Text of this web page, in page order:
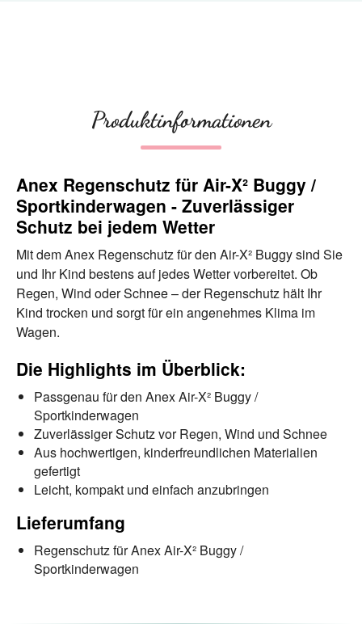
Produktinformationen
Anex Regenschutz für Air-X² Buggy /
Sportkinderwagen - Zuverlässiger
Schutz bei jedem Wetter
Mit dem Anex Regenschutz für den Air-X² Buggy sind Sie
und Ihr Kind bestens auf jedes Wetter vorbereitet. Ob
Regen, Wind oder Schnee – der Regenschutz hält Ihr
Kind trocken und sorgt für ein angenehmes Klima im
Wagen.
Die Highlights im Überblick:
Passgenau für den Anex Air-X² Buggy /
Sportkinderwagen
Zuverlässiger Schutz vor Regen, Wind und Schnee
Aus hochwertigen, kinderfreundlichen Materialien
gefertigt
Leicht, kompakt und einfach anzubringen
Lieferumfang
Regenschutz für Anex Air-X² Buggy /
Sportkinderwagen